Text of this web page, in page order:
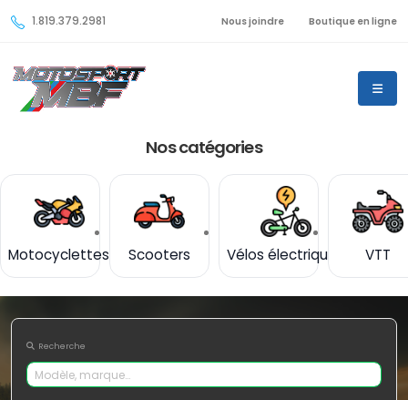
1.819.379.2981 Nous joindre Boutique en ligne
Nos catégories
Motocyclettes Scooters Vélos électriques VTT
Recherche